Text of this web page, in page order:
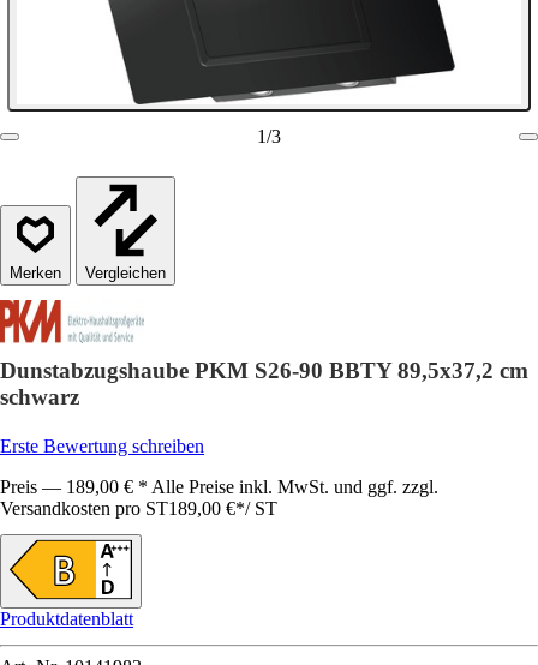
1/3
Vergleichen
Dunstabzugshaube PKM S26-90 BBTY 89,5x37,2 cm
schwarz
Erste Bewertung schreiben
Preis — 189,00 € * Alle Preise inkl. MwSt. und ggf. zzgl.
Versandkosten pro ST189,00 €*/ ST
Produktdatenblatt